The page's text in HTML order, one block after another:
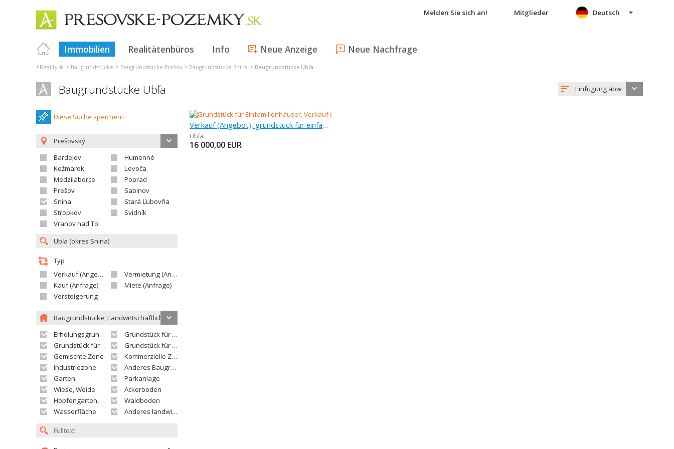
Melden Sie sich an! Mitglieder
Immobilien Realitätenbüros Info Neue Anzeige Neue Nachfrage
Deutsch
AReality.sk > Baugrundstücke > Baugrundstücke Prešov > Baugrundstücke Snina > Baugrundstücke Ubľa
Baugrundstücke Ubľa Einfügung abw.
Diese Suche speichern
Prešovský
Bardejov
Humenné
Kežmarok
Levoča
Medzilaborce
Poprad
Prešov
Sabinov
Snina
Stará Ľubovňa
Stropkov
Svidník
Vranov nad Topľou
Typ
Verkauf (Angebot)
Vermietung (Angebot)
Kauf (Anfrage)
Miete (Anfrage)
Versteigerung
Baugrundstücke, Landwirtschaftliche grundstücke
Erholungsgrundstück
Grundstück für Einfamilienhäuser
Grundstück für Wohnhäuser
Grundstück für Versorgungseinrichtungen
Gemischte Zone
Kommerzielle Zone
Industriezone
Anderes Baugrundstück
Garten
Parkanlage
Wiese, Weide
Ackerboden
Hopfengarten, Weingarten
Waldboden
Wasserfläche
Anderes landwirtschaftliches Grundstück
Verkauf (Angebot), grundstück für einfamilienhäuser
Ubľa
16 000,00 EUR